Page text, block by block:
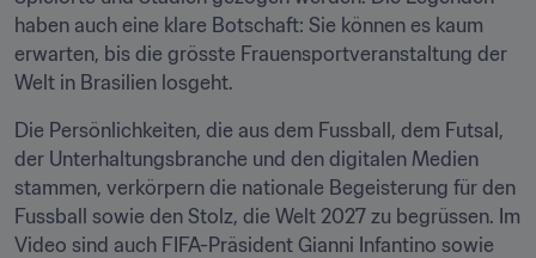
haben auch eine klare Botschaft: Sie können es kaum
erwarten, bis die grösste Frauensportveranstaltung der
Welt in Brasilien losgeht.
Die Persönlichkeiten, die aus dem Fussball, dem Futsal,
der Unterhaltungsbranche und den digitalen Medien
stammen, verkörpern die nationale Begeisterung für den
Fussball sowie den Stolz, die Welt 2027 zu begrüssen. Im
Video sind auch FIFA-Präsident Gianni Infantino sowie